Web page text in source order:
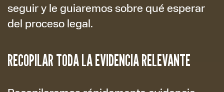
seguir y le guiaremos sobre qué esperar
del proceso legal.
RECOPILAR TODA LA EVIDENCIA RELEVANTE